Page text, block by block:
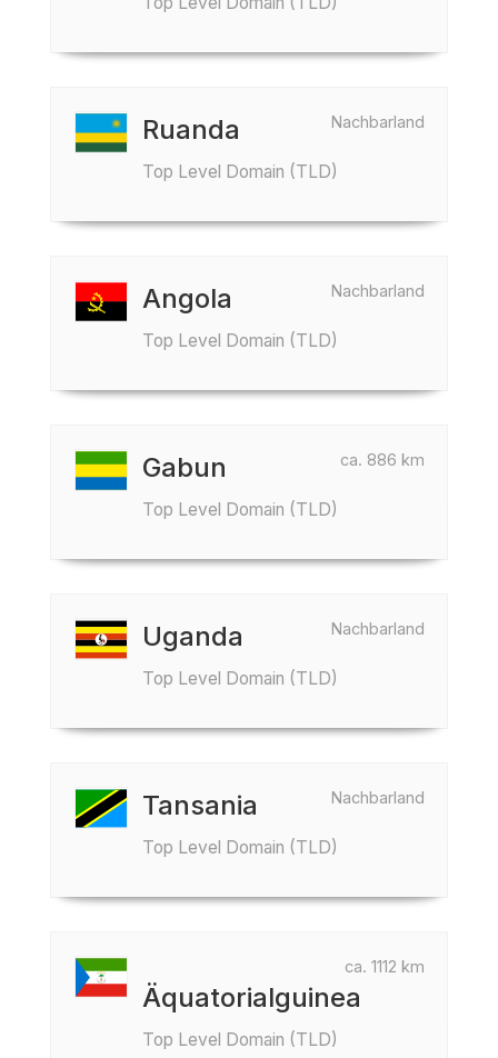
Nachbarland
Ruanda
Top Level Domain (TLD)
Nachbarland
Angola
Top Level Domain (TLD)
ca. 886 km
Gabun
Top Level Domain (TLD)
Nachbarland
Uganda
Top Level Domain (TLD)
Nachbarland
Tansania
Top Level Domain (TLD)
ca. 1112 km
Äquatorialguinea
Top Level Domain (TLD)